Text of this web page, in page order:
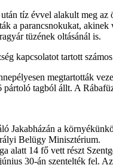
tíz évvel alakult meg
a parancsnokukat,
tüzének oltásánál is.
kapcsolatot tartott
megtartották
tagból állt. A
Jakabházán a
Belügy Minisztérium.
alatt 14 fő vett részt
30-án szentelték fel.